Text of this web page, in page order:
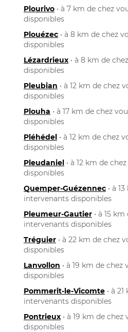
Plourivo • à 7 km de chez
disponibles
Plouézec • à 8 km de chez
disponibles
Lézardrieux • à 8 km de
disponibles
Pleubian • à 12 km de chez
disponibles
Plouha • à 17 km de chez
disponibles
Pléhédel • à 12 km de chez
disponibles
Pleudaniel • à 12 km de
disponibles
Quemper-Guézennec • à
intervenants disponibles
Pleumeur-Gautier • à 15
intervenants disponibles
Tréguier • à 22 km de chez
disponibles
Lanvollon • à 19 km de chez
disponibles
Pommerit-le-Vicomte • à
intervenants disponibles
Pontrieux • à 19 km de
disponibles